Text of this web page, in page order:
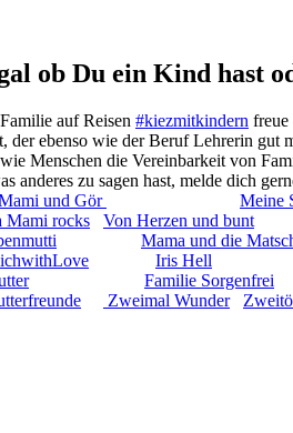
ob Du ein Kind hast
auf Reisen #kiezmitkindern freue
der ebenso wie der Beruf Lehrerin
Menschen die Vereinbarkeit von
zu sagen hast, melde dich
und Gör Meine
Mami rocks Von Herzen und bunt
Mama und die
Iris Hell
Familie Sorgenfrei
Zweimal Wunder